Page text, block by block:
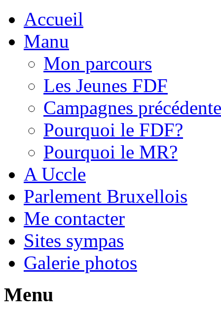
Accueil
Manu
Mon parcours
Les Jeunes FDF
Campagnes
Pourquoi le FDF?
Pourquoi le MR?
A Uccle
Parlement Bruxellois
Me contacter
Sites sympas
Galerie photos
Menu